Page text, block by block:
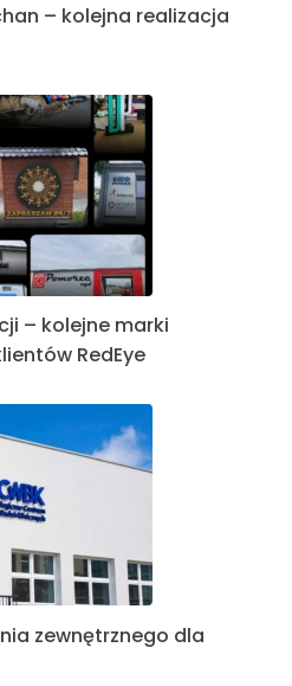
– kolejna realizacja
– kolejne marki
RedEye
zewnętrznego dla